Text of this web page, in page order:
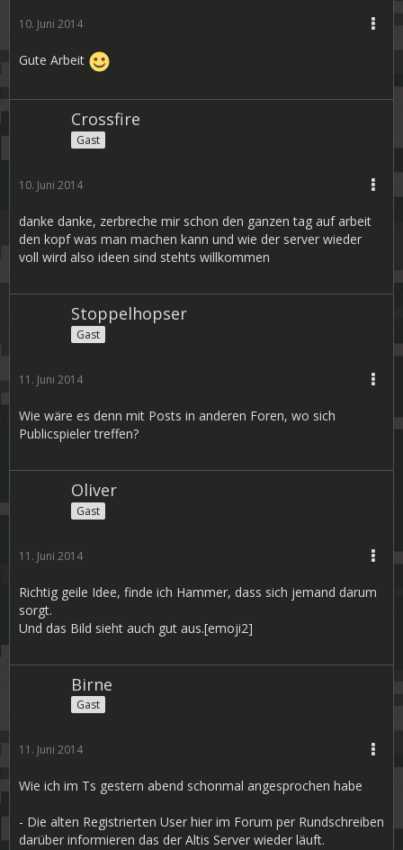
10. Juni 2014
Gute Arbeit
Crossfire
Gast
10. Juni 2014
danke danke, zerbreche mir schon den ganzen tag auf arbeit
den kopf was man machen kann und wie der server wieder
voll wird also ideen sind stehts willkommen
Stoppelhopser
Gast
11. Juni 2014
Wie wäre es denn mit Posts in anderen Foren, wo sich
Publicspieler treffen?
Oliver
Gast
11. Juni 2014
Richtig geile Idee, finde ich Hammer, dass sich jemand darum
sorgt.
Und das Bild sieht auch gut aus.[emoji2]
Birne
Gast
11. Juni 2014
Wie ich im Ts gestern abend schonmal angesprochen habe
- Die alten Registrierten User hier im Forum per Rundschreiben
darüber informieren das der Altis Server wieder läuft.